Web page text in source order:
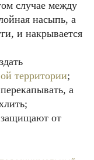
случае между
насыпь, а
и накрывается
территории;
а
от